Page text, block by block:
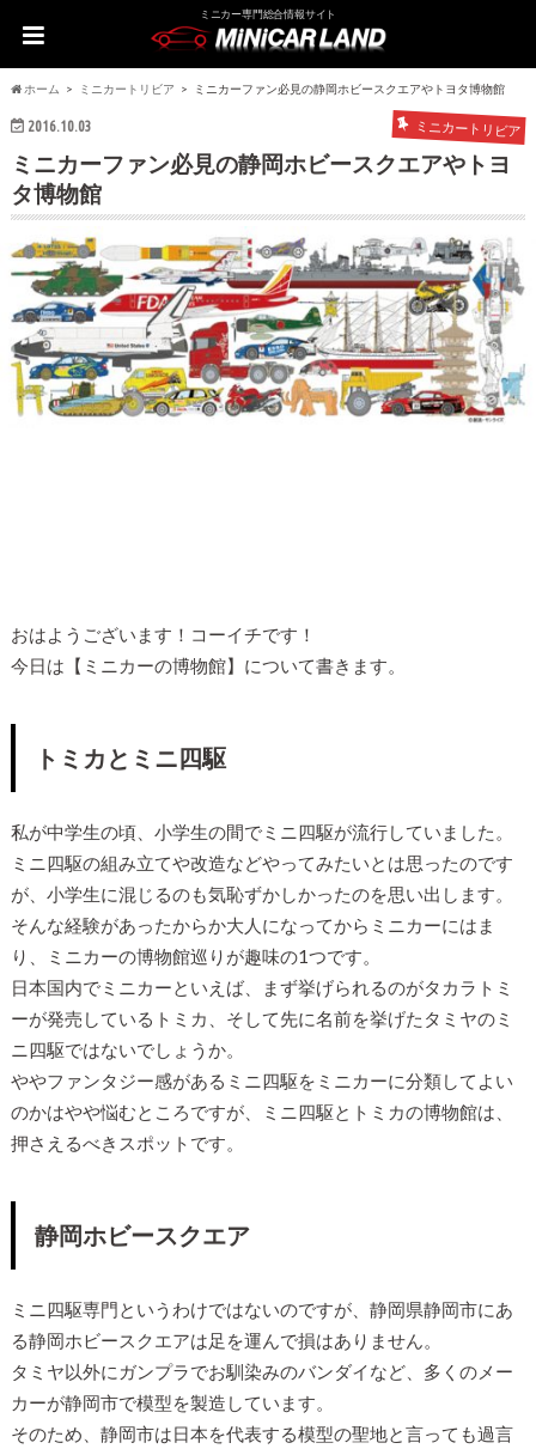
ミニカー専門総合情報サイト
ホーム ミニカートリビア ミニカーファン必見の静岡ホビースクエアやトヨタ博物館
2016.10.03 ミニカートリビア
ミニカーファン必見の静岡ホビースクエアやトヨ
タ博物館
おはようございます！コーイチです！
今日は【ミニカーの博物館】について書きます。
トミカとミニ四駆
私が中学生の頃、小学生の間でミニ四駆が流行していました。
ミニ四駆の組み立てや改造などやってみたいとは思ったのです
が、小学生に混じるのも気恥ずかしかったのを思い出します。
そんな経験があったからか大人になってからミニカーにはま
り、ミニカーの博物館巡りが趣味の1つです。
日本国内でミニカーといえば、まず挙げられるのがタカラトミ
ーが発売しているトミカ、そして先に名前を挙げたタミヤのミ
ニ四駆ではないでしょうか。
ややファンタジー感があるミニ四駆をミニカーに分類してよい
のかはやや悩むところですが、ミニ四駆とトミカの博物館は、
押さえるべきスポットです。
静岡ホビースクエア
ミニ四駆専門というわけではないのですが、静岡県静岡市にあ
る静岡ホビースクエアは足を運んで損はありません。
タミヤ以外にガンプラでお馴染みのバンダイなど、多くのメー
カーが静岡市で模型を製造しています。
そのため、静岡市は日本を代表する模型の聖地と言っても過言